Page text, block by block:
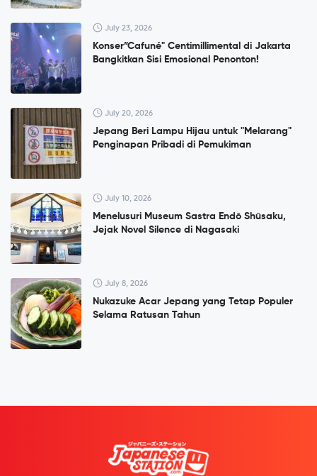
July 23, 2026
Konser”Cafuné" Centimillimental di Jakarta
Bangkitkan Sisi Emosional Penonton!
July 20, 2026
Jepang Beri Lampu Hijau untuk "Melarang"
Penginapan Pribadi di Pemukiman
July 10, 2026
Menelusuri Museum Sastra Endō Shūsaku,
Jejak Novel Silence di Nagasaki
July 8, 2026
Nukazuke Acar Jepang yang Tetap Populer
Selama Ratusan Tahun